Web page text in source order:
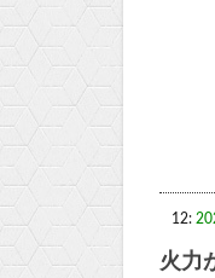
12:
火力